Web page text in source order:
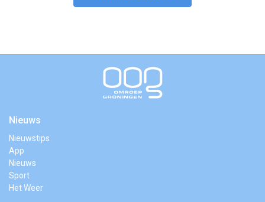
Nieuws
Nieuwstips
App
Nieuws
Sport
Het Weer